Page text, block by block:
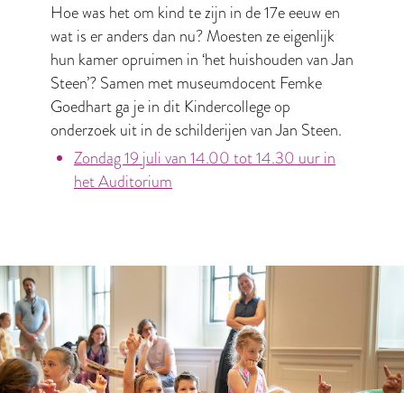
Hoe was het om kind te zijn in de 17e eeuw en
wat is er anders dan nu? Moesten ze eigenlijk
hun kamer opruimen in ‘het huishouden van Jan
Steen’? Samen met museumdocent Femke
Goedhart ga je in dit Kindercollege op
onderzoek uit in de schilderijen van Jan Steen.
Zondag 19 juli van 14.00 tot 14.30 uur in
het Auditorium